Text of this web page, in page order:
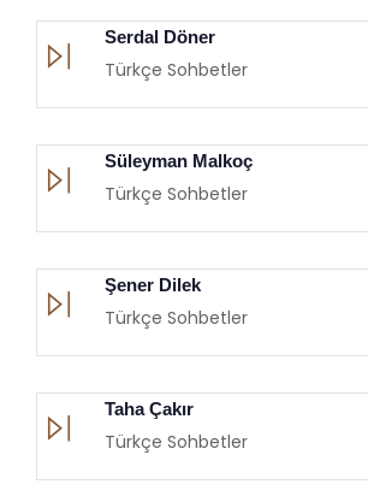
Serdal Döner
Türkçe Sohbetler
Süleyman Malkoç
Türkçe Sohbetler
Şener Dilek
Türkçe Sohbetler
Taha Çakır
Türkçe Sohbetler